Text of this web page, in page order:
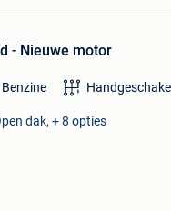
- Nieuwe motor
Benzine
dak, + 8 opties